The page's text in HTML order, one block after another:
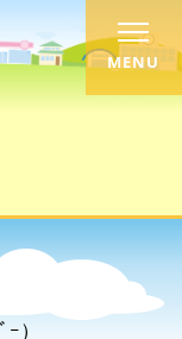
MENU
）